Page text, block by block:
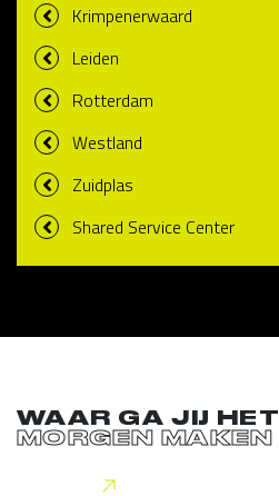
Krimpenerwaard
Leiden
Rotterdam
Westland
Zuidplas
Shared Service Center
WAAR GA JIJ HET
MORGEN MAKEN